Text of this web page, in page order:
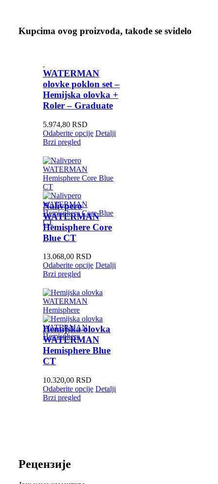
Kupcima ovog proizvoda, takođe se svidelo
WATERMAN
olovke poklon set –
Hemijska olovka +
Roler – Graduate
5.974,80 RSD
Odaberite opcije Detalji
Brzi pregled
Nalivpero
WATERMAN
Hemisphere Core
Blue CT
13.068,00 RSD
Odaberite opcije Detalji
Brzi pregled
Hemijska olovka
WATERMAN
Hemisphere Blue
CT
10.320,00 RSD
Odaberite opcije Detalji
Brzi pregled
Рецензије